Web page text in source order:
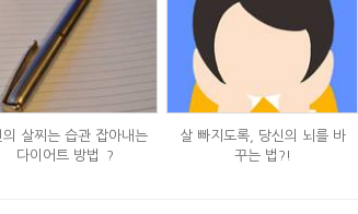
의 살찌는 습관 잡아내는
`다이어트 방법`?
살 빠지도록, 당신의 뇌를 바
꾸는 법?!